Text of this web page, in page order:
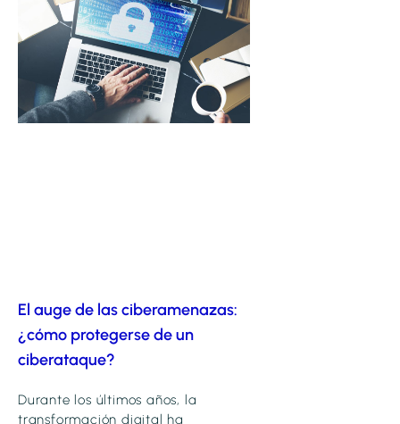
El auge de las ciberamenazas:
¿cómo protegerse de un
ciberataque?
Durante los últimos años, la
transformación digital ha